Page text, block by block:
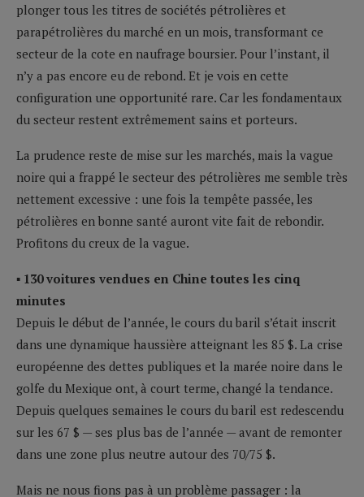
plonger tous les titres de sociétés pétrolières et
parapétrolières du marché en un mois, transformant ce
secteur de la cote en naufrage boursier. Pour l’instant, il
n’y a pas encore eu de rebond. Et je vois en cette
configuration une opportunité rare. Car les fondamentaux
du secteur restent extrêmement sains et porteurs.
La prudence reste de mise sur les marchés, mais la vague
noire qui a frappé le secteur des pétrolières me semble très
nettement excessive : une fois la tempête passée, les
pétrolières en bonne santé auront vite fait de rebondir.
Profitons du creux de la vague.
▪ 130 voitures vendues en Chine toutes les cinq
minutes
Depuis le début de l’année, le cours du baril s’était inscrit
dans une dynamique haussière atteignant les 85 $. La crise
européenne des dettes publiques et la marée noire dans le
golfe du Mexique ont, à court terme, changé la tendance.
Depuis quelques semaines le cours du baril est redescendu
sur les 67 $ — ses plus bas de l’année — avant de remonter
dans une zone plus neutre autour des 70/75 $.
Mais ne nous fions pas à un problème passager : la